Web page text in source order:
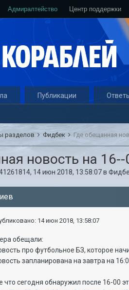
Адмиралтейство Центр поддержки
Публикации
разделов Фидбек Где обещанная
новость на 16--
, 14 июн 2018, 13:58:07в
14 июн 2018, 13:58:07
обещали:
про футбольное БЗ, которое
запланирована на завтра на
что сегодня обнаружил после 16-00